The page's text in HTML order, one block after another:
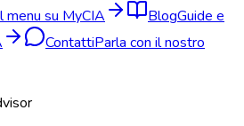
menu su MyCIA BlogGuide e
ContattiParla con il nostro